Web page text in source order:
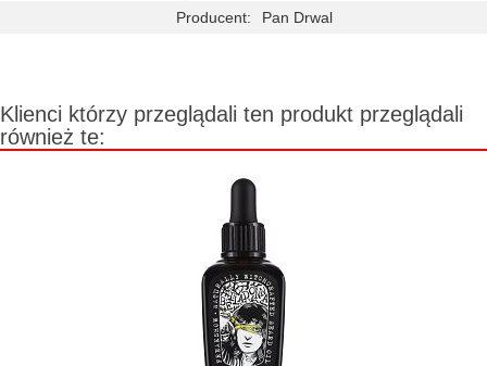
Producent:
Pan Drwal
Klienci którzy przeglądali ten produkt przeglądali
również te: